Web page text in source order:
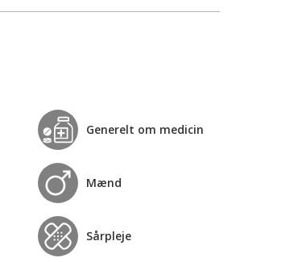
Generelt om medicin
Mænd
Sårpleje